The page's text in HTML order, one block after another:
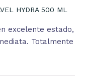
HYDRA 500 ML
excelente estado,
Totalmente